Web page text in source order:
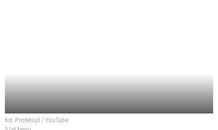
fot. Profetopl / YouTube